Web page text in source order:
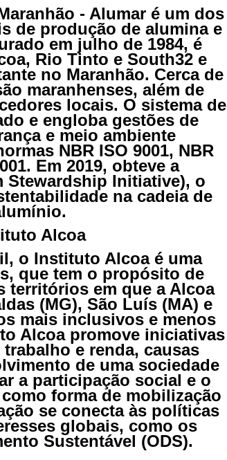
- Alumar é um dos
de produção de alumina e
em julho de 1984, é
Rio Tinto e South32 e
no Maranhão. Cerca de
maranhenses, além de
locais. O sistema de
e engloba gestões de
e meio ambiente
NBR ISO 9001, NBR
Em 2019, obteve a
Stewardship Initiative), o
na cadeia de
Alcoa
o Instituto Alcoa é uma
que tem o propósito de
territórios em que a Alcoa
(MG), São Luís (MA) e
mais inclusivos e menos
Alcoa promove iniciativas
e renda, causas
de uma sociedade
a participação social e o
forma de mobilização
se conecta às políticas
globais, como os
Sustentável (ODS).